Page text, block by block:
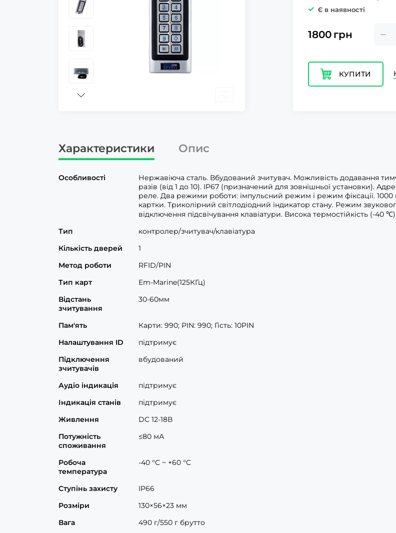
Є в наявності
1800 грн
КУПИТИ
Характеристики Опис
Особливості
Нержавіюча сталь. Вбудований зчитувач. Можливість додавання
разів (від 1 до 10). IP67 (призначений для зовнішньої установки).
реле. Два режими роботи: імпульсний режим і режим фіксації. 1000
картки. Триколірний світлодіодний індикатор стану. Режим
відключення підсвічування клавіатури. Висока термостійкість (-40
Тип
контролер/зчитувач/клавіатура
Кількість дверей
1
Метод роботи
RFID/PIN
Тип карт
Em-Marine(125КГц)
Відстань
зчитування
30-60мм
Пам'ять
Карти: 990; PIN: 990; Гість: 10PIN
Налаштування ID
підтримує
Підключення
зчитувачів
вбудований
Аудіо індикація
підтримує
Індикація станів
підтримує
Живлення
DC 12-18В
Потужність
споживання
≤80 мА
Робоча
температура
-40 °C ~ +60 °C
Ступінь захисту
IP66
Розміри
130×56×23 мм
Вага
490 г/550 г брутто